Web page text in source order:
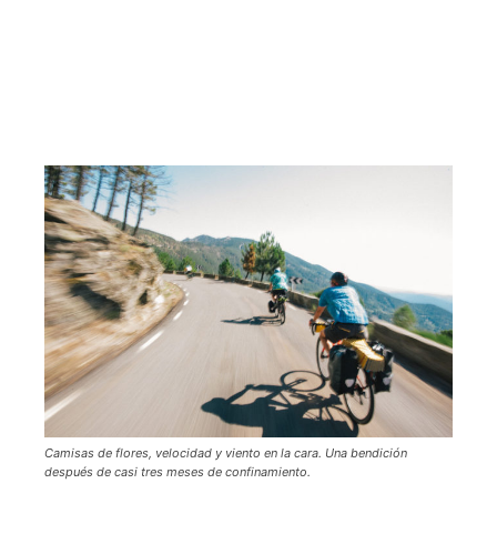
Camisas de flores, velocidad y viento en la cara. Una bendición
después de casi tres meses de confinamiento.